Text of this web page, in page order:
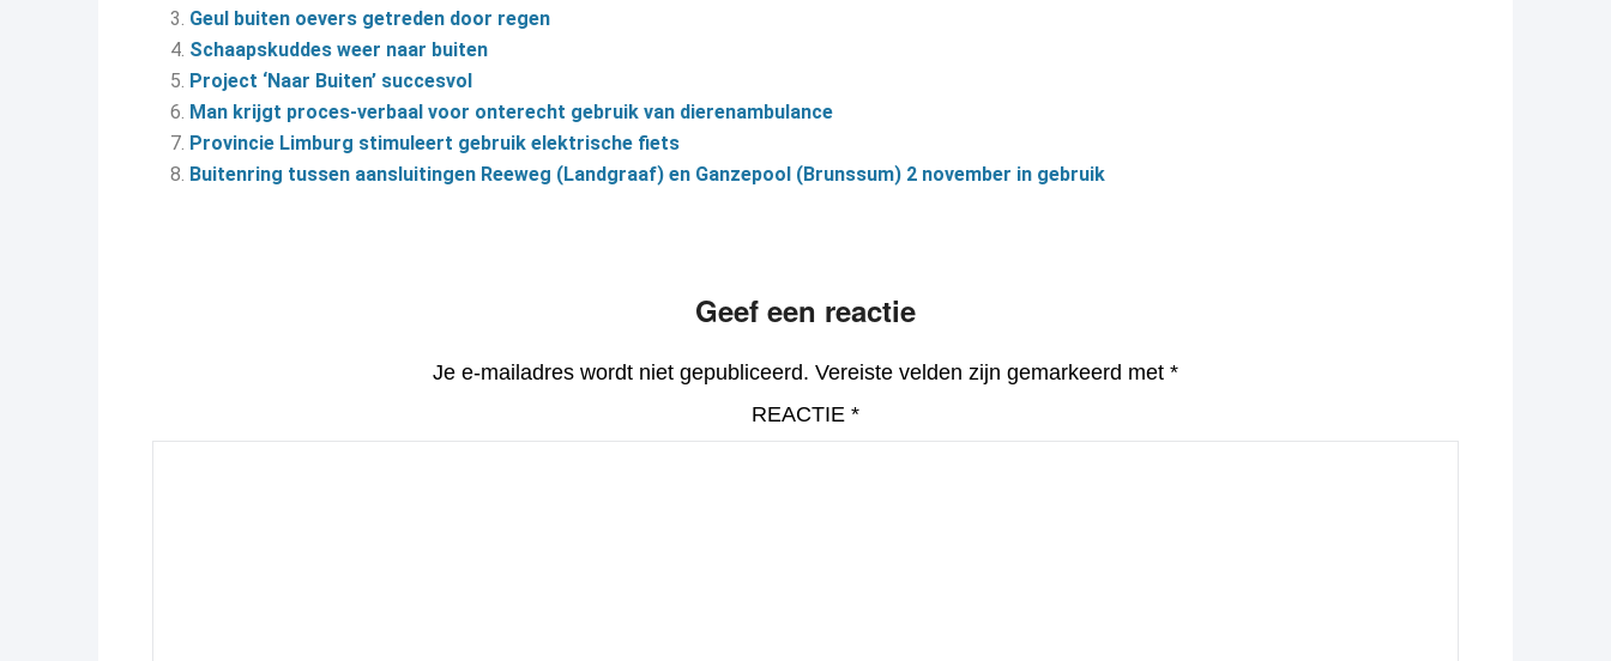
Geul buiten oevers getreden door regen
Schaapskuddes weer naar buiten
Project ‘Naar Buiten’ succesvol
Man krijgt proces-verbaal voor onterecht gebruik van dierenambulance
Provincie Limburg stimuleert gebruik elektrische fiets
Buitenring tussen aansluitingen Reeweg (Landgraaf) en Ganzepool (Brunssum) 2 november in gebruik
Geef een reactie
Je e-mailadres wordt niet gepubliceerd. Vereiste velden zijn gemarkeerd met *
REACTIE *